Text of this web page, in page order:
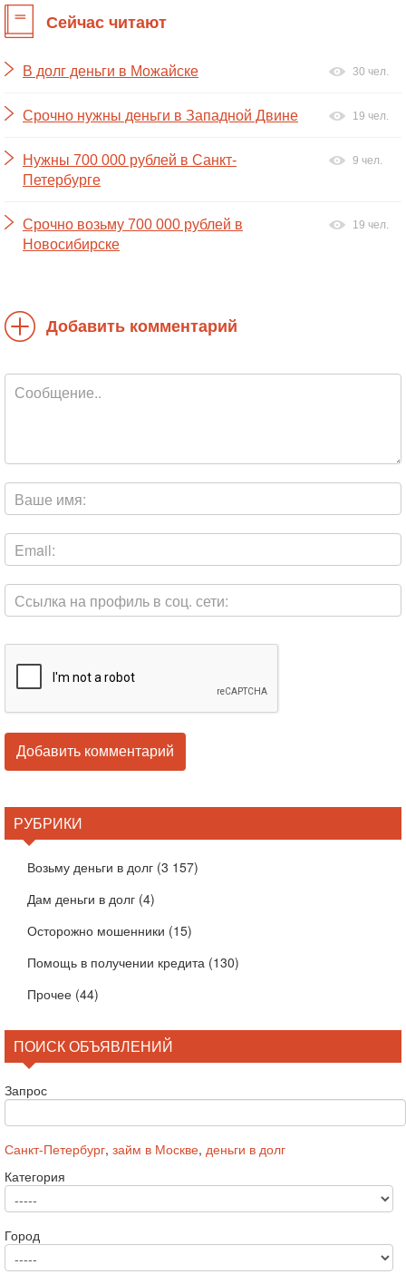
Сейчас читают
В долг деньги в Можайске 30 чел.
Срочно нужны деньги в Западной Двине 19 чел.
Нужны 700 000 рублей в Санкт-
Петербурге
9 чел.
Срочно возьму 700 000 рублей в
Новосибирске
19 чел.
Добавить комментарий
РУБРИКИ
Возьму деньги в долг (3 157)
Дам деньги в долг (4)
Осторожно мошенники (15)
Помощь в получении кредита (130)
Прочее (44)
ПОИСК ОБЪЯВЛЕНИЙ
Запрос
Санкт-Петербург, займ в Москве, деньги в долг
Категория
Город